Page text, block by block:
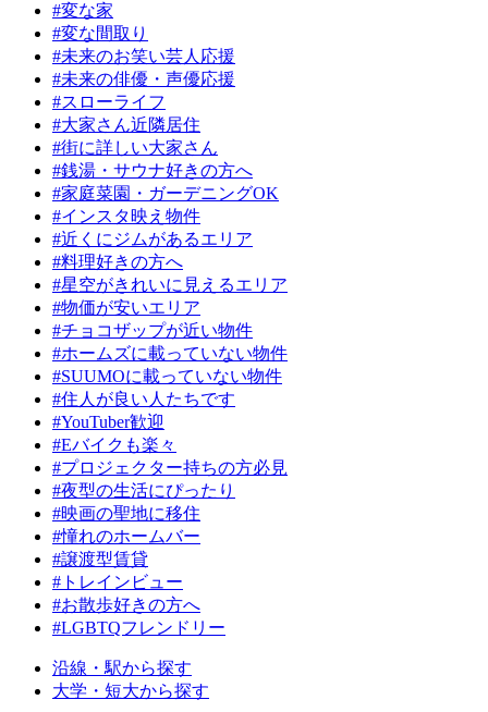
#変な家
#変な間取り
#未来のお笑い芸人応援
#未来の俳優・声優応援
#スローライフ
#大家さん近隣居住
#街に詳しい大家さん
#銭湯・サウナ好きの方へ
#家庭菜園・ガーデニングOK
#インスタ映え物件
#近くにジムがあるエリア
#料理好きの方へ
#星空がきれいに見えるエリア
#物価が安いエリア
#チョコザップが近い物件
#ホームズに載っていない物件
#SUUMOに載っていない物件
#住人が良い人たちです
#YouTuber歓迎
#Eバイクも楽々
#プロジェクター持ちの方必見
#夜型の生活にぴったり
#映画の聖地に移住
#憧れのホームバー
#譲渡型賃貸
#トレインビュー
#お散歩好きの方へ
#LGBTQフレンドリー
沿線・駅から探す
大学・短大から探す